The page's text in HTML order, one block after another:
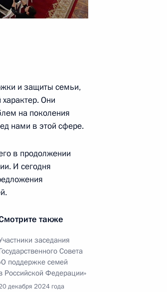
и защиты семьи,
Они
на поколения
нами в этой сфере.
в продолжении
И сегодня
также
заседания
Совета
поддержке семей
Российской Федерации»
декабря 2024 года